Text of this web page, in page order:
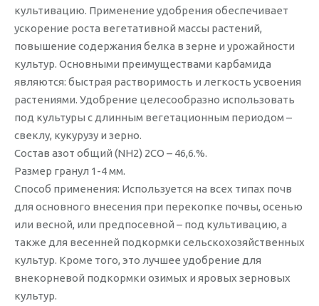
культивацию. Применение удобрения обеспечивает
ускорение роста вегетативной массы растений,
повышение содержания белка в зерне и урожайности
культур. Основными преимуществами карбамида
являются: быстрая растворимость и легкость усвоения
растениями. Удобрение целесообразно использовать
под культуры с длинным вегетационным периодом –
свеклу, кукурузу и зерно.
Состав азот общий (NH2) 2СО – 46,6.%.
Размер гранул 1-4 мм.
Способ применения: Используется на всех типах почв
для основного внесения при перекопке почвы, осенью
или весной, или предпосевной – под культивацию, а
также для весенней подкормки сельскохозяйственных
культур. Кроме того, это лучшее удобрение для
внекорневой подкормки озимых и яровых зерновых
культур.